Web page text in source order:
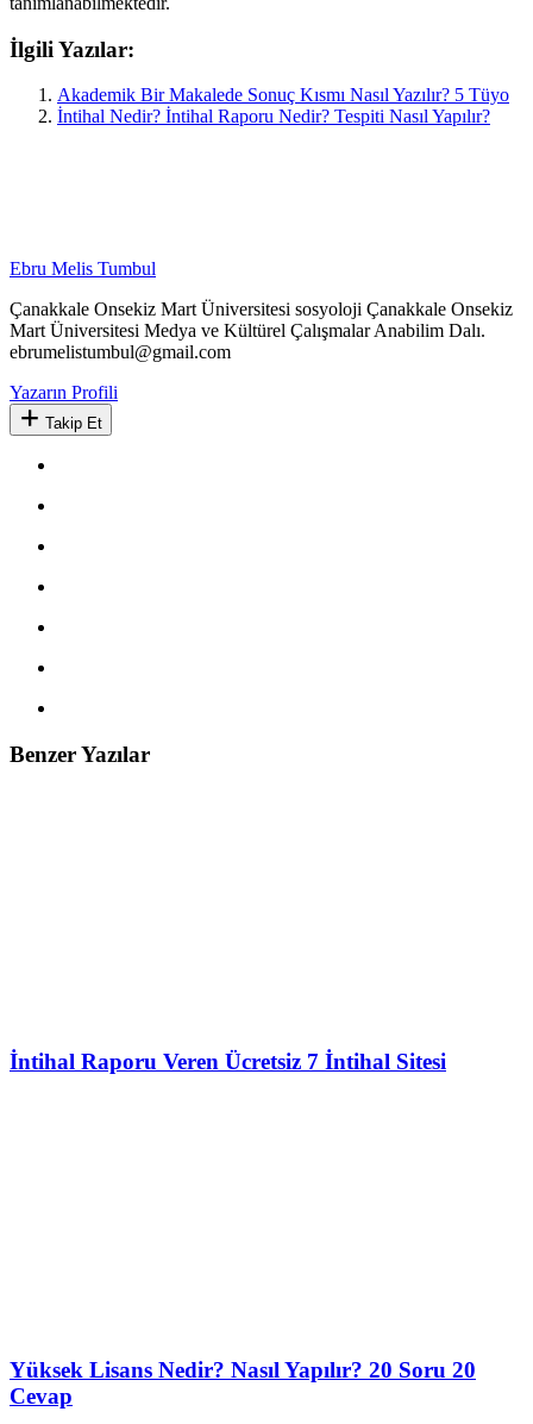
İlgili Yazılar:
Akademik Bir Makalede Sonuç Kısmı Nasıl Yazılır? 5 Tüyo
İntihal Nedir? İntihal Raporu Nedir? Tespiti Nasıl Yapılır?
Ebru Melis Tumbul
Çanakkale Onsekiz Mart Üniversitesi sosyoloji Çanakkale Onsekiz
Mart Üniversitesi Medya ve Kültürel Çalışmalar Anabilim Dalı.
ebrumelistumbul@gmail.com
Yazarın Profili
Takip Et
Benzer Yazılar
İntihal Raporu Veren Ücretsiz 7 İntihal Sitesi
Yüksek Lisans Nedir? Nasıl Yapılır? 20 Soru 20
Cevap